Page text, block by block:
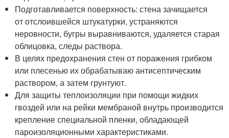
Подготавливается поверхность: стена зачищается
от отслоившейся штукатурки, устраняются
неровности, бугры выравниваются, удаляется старая
облицовка, следы раствора.
В целях предохранения стен от поражения грибком
или плесенью их обрабатываю антисептическим
раствором, а затем грунтуют.
Для защиты теплоизоляции при помощи жидких
гвоздей или на рейки мембраной внутрь производится
крепление специальной пленки, обладающей
пароизоляционными характеристиками.